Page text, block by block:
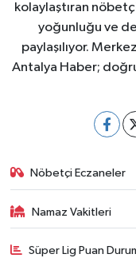
kolaylaştıran
yoğunluğu ve
paylaşılıyor.
Antalya Haber;
Nöbetçi Eczaneler
Namaz Vakitleri
Süper Lig Puan